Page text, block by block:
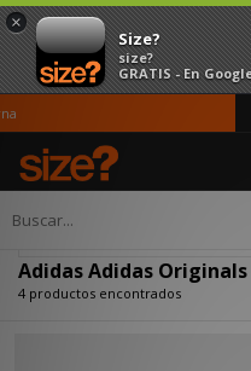
×
Size?
size?
GRATIS - En
Página principal
Adidas Adidas
4 productos encontrados